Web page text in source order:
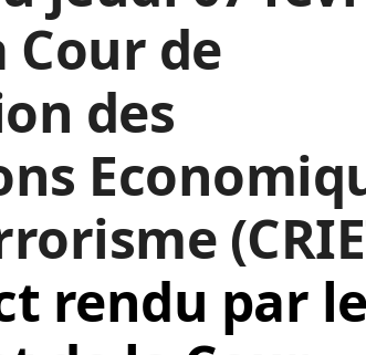
Cour de
des
rendu par